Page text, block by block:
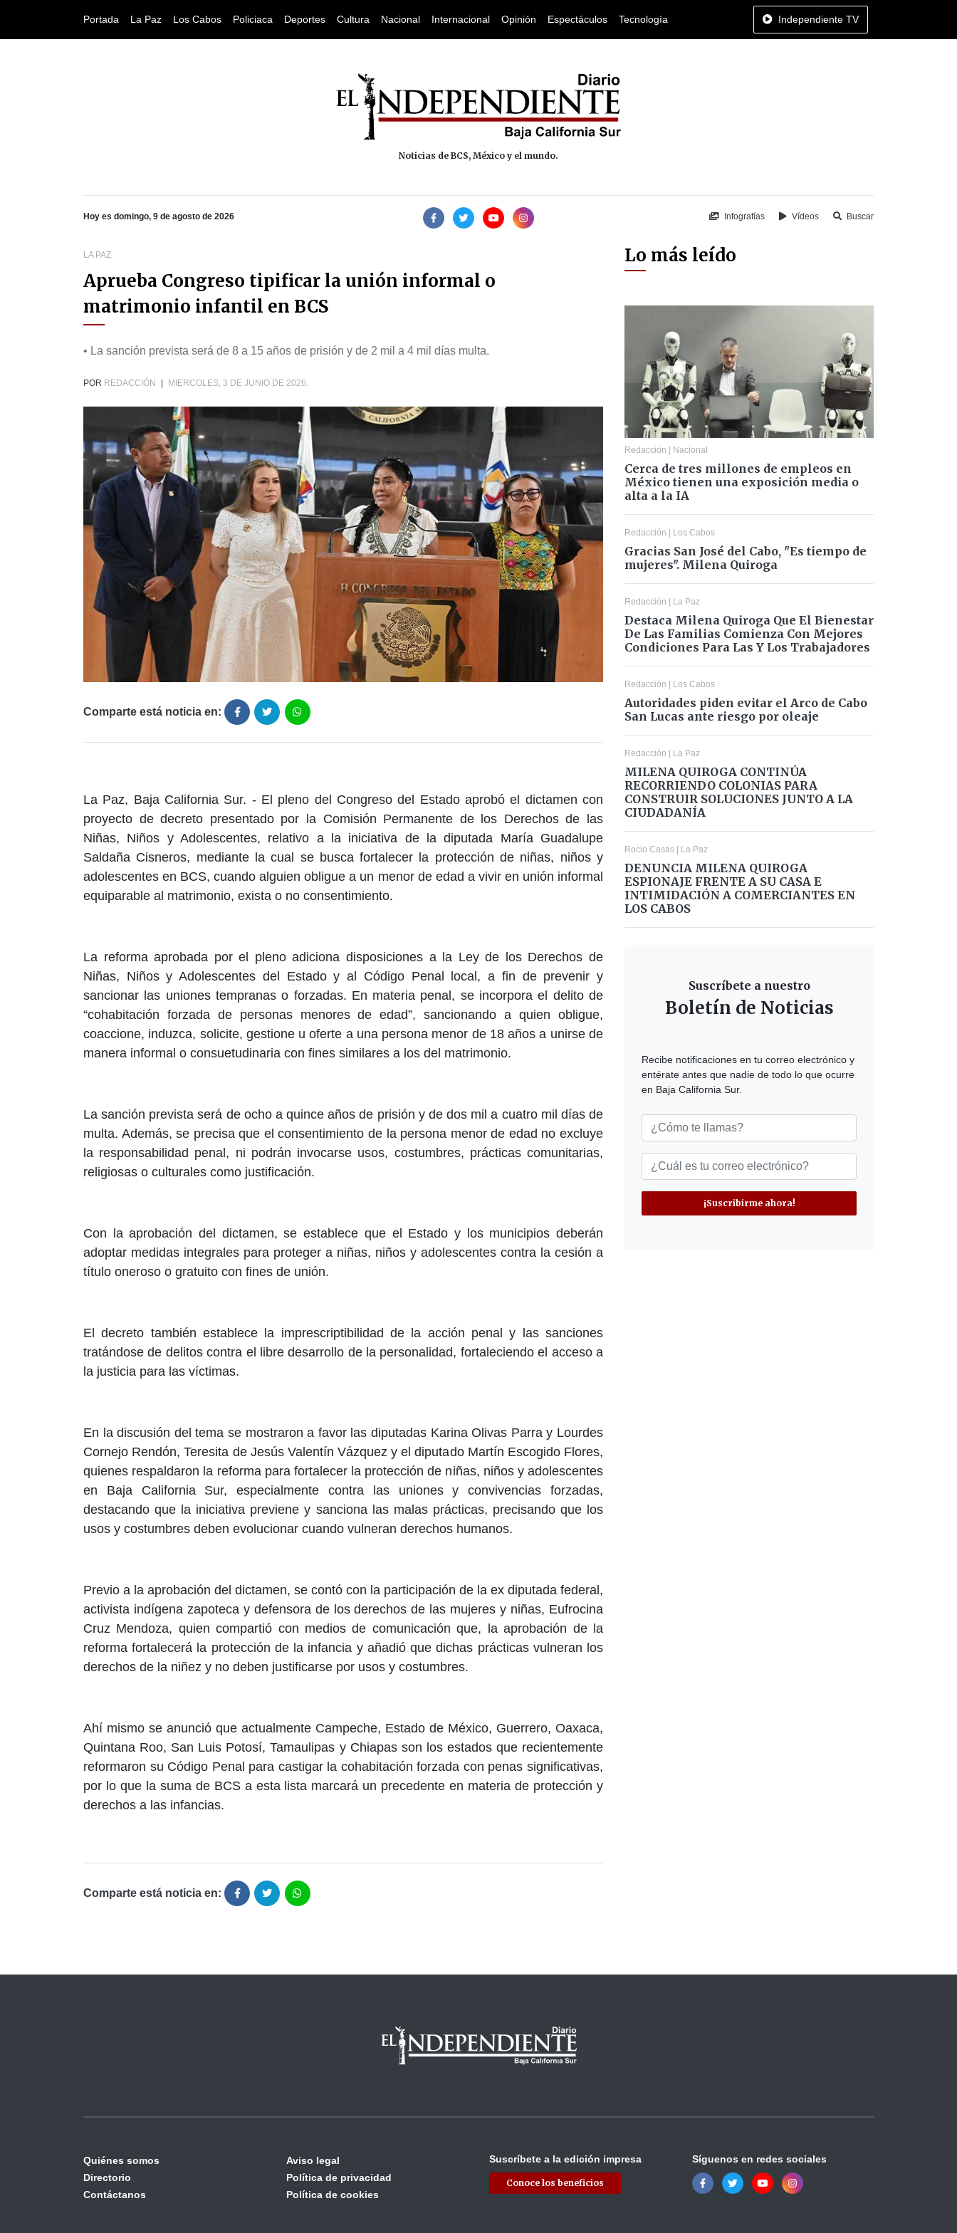
Portada La Paz Los Cabos Policiaca Deportes Cultura Nacional Internacional Opinión Espectáculos Tecnología Independiente TV
Noticias de BCS, México y el mundo.
Hoy es domingo, 9 de agosto de 2026 Infografías Vídeos Buscar
LA PAZ
Aprueba Congreso tipificar la unión informal o
matrimonio infantil en BCS
• La sanción prevista será de 8 a 15 años de prisión y de 2 mil a 4 mil días multa.
POR REDACCIÓN MIERCOLES, 3 DE JUNIO DE 2026.
Comparte está noticia en:
La Paz, Baja California Sur. - El pleno del Congreso del Estado aprobó el dictamen con
proyecto de decreto presentado por la Comisión Permanente de los Derechos de las
Niñas, Niños y Adolescentes, relativo a la iniciativa de la diputada María Guadalupe
Saldaña Cisneros, mediante la cual se busca fortalecer la protección de niñas, niños y
adolescentes en BCS, cuando alguien obligue a un menor de edad a vivir en unión informal
equiparable al matrimonio, exista o no consentimiento.
La reforma aprobada por el pleno adiciona disposiciones a la Ley de los Derechos de
Niñas, Niños y Adolescentes del Estado y al Código Penal local, a fin de prevenir y
sancionar las uniones tempranas o forzadas. En materia penal, se incorpora el delito de
“cohabitación forzada de personas menores de edad”, sancionando a quien obligue,
coaccione, induzca, solicite, gestione u oferte a una persona menor de 18 años a unirse de
manera informal o consuetudinaria con fines similares a los del matrimonio.
La sanción prevista será de ocho a quince años de prisión y de dos mil a cuatro mil días de
multa. Además, se precisa que el consentimiento de la persona menor de edad no excluye
la responsabilidad penal, ni podrán invocarse usos, costumbres, prácticas comunitarias,
religiosas o culturales como justificación.
Con la aprobación del dictamen, se establece que el Estado y los municipios deberán
adoptar medidas integrales para proteger a niñas, niños y adolescentes contra la cesión a
título oneroso o gratuito con fines de unión.
El decreto también establece la imprescriptibilidad de la acción penal y las sanciones
tratándose de delitos contra el libre desarrollo de la personalidad, fortaleciendo el acceso a
la justicia para las víctimas.
En la discusión del tema se mostraron a favor las diputadas Karina Olivas Parra y Lourdes
Cornejo Rendón, Teresita de Jesús Valentín Vázquez y el diputado Martín Escogido Flores,
quienes respaldaron la reforma para fortalecer la protección de niñas, niños y adolescentes
en Baja California Sur, especialmente contra las uniones y convivencias forzadas,
destacando que la iniciativa previene y sanciona las malas prácticas, precisando que los
usos y costumbres deben evolucionar cuando vulneran derechos humanos.
Previo a la aprobación del dictamen, se contó con la participación de la ex diputada federal,
activista indígena zapoteca y defensora de los derechos de las mujeres y niñas, Eufrocina
Cruz Mendoza, quien compartió con medios de comunicación que, la aprobación de la
reforma fortalecerá la protección de la infancia y añadió que dichas prácticas vulneran los
derechos de la niñez y no deben justificarse por usos y costumbres.
Ahí mismo se anunció que actualmente Campeche, Estado de México, Guerrero, Oaxaca,
Quintana Roo, San Luis Potosí, Tamaulipas y Chiapas son los estados que recientemente
reformaron su Código Penal para castigar la cohabitación forzada con penas significativas,
por lo que la suma de BCS a esta lista marcará un precedente en materia de protección y
derechos a las infancias.
Comparte está noticia en:
Lo más leído
Redacción | Nacional
Cerca de tres millones de empleos en
México tienen una exposición media o
alta a la IA
Redacción | Los Cabos
Gracias San José del Cabo, "Es tiempo de
mujeres". Milena Quiroga
Redacción | La Paz
Destaca Milena Quiroga Que El Bienestar
De Las Familias Comienza Con Mejores
Condiciones Para Las Y Los Trabajadores
Redacción | Los Cabos
Autoridades piden evitar el Arco de Cabo
San Lucas ante riesgo por oleaje
Redacción | La Paz
MILENA QUIROGA CONTINÚA
RECORRIENDO COLONIAS PARA
CONSTRUIR SOLUCIONES JUNTO A LA
CIUDADANÍA
Rocio Casas | La Paz
DENUNCIA MILENA QUIROGA
ESPIONAJE FRENTE A SU CASA E
INTIMIDACIÓN A COMERCIANTES EN
LOS CABOS
Suscríbete a nuestro
Boletín de Noticias
Recibe notificaciones en tu correo electrónico y
entérate antes que nadie de todo lo que ocurre
en Baja California Sur.
¡Suscribirme ahora!
Quiénes somos
Directorio
Contáctanos
Aviso legal
Política de privacidad
Política de cookies
Suscríbete a la edición impresa
Conoce los beneficios
Síguenos en redes sociales